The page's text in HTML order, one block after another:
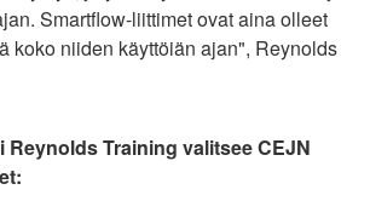
Smartflow-liittimet ovat aina olleet
koko niiden käyttöiän ajan", Reynolds
Reynolds Training valitsee CEJN